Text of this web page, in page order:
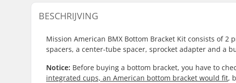
BESCHRIJVING
Mission American BMX Bottom Bracket Kit consists of
spacers, a center-tube spacer, sprocket adapter and a
Notice: Before buying a bottom bracket, you have to
integrated cups, an American bottom bracket would fit,